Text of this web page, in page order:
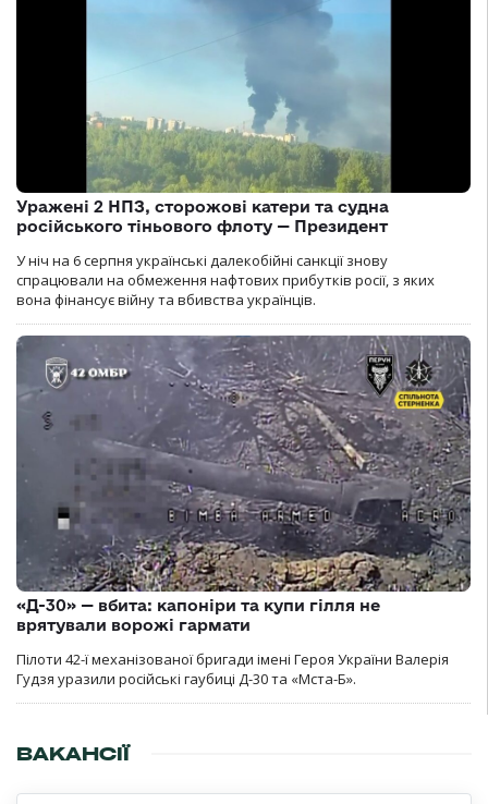
Уражені 2 НПЗ, сторожові катери та судна
російського тіньового флоту — Президент
У ніч на 6 серпня українські далекобійні санкції знову
спрацювали на обмеження нафтових прибутків росії, з яких
вона фінансує війну та вбивства українців.
«Д-30» — вбита: капоніри та купи гілля не
врятували ворожі гармати
Пілоти 42-ї механізованої бригади імені Героя України Валерія
Гудзя уразили російські гаубиці Д-30 та «Мста-Б».
ВАКАНСІЇ